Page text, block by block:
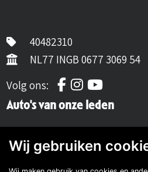
40482310
NL77 INGB 0677 3069 54
Volg ons:
Volg ons op
Volg ons op
Volg ons
Auto's van onze leden
Wij gebruiken